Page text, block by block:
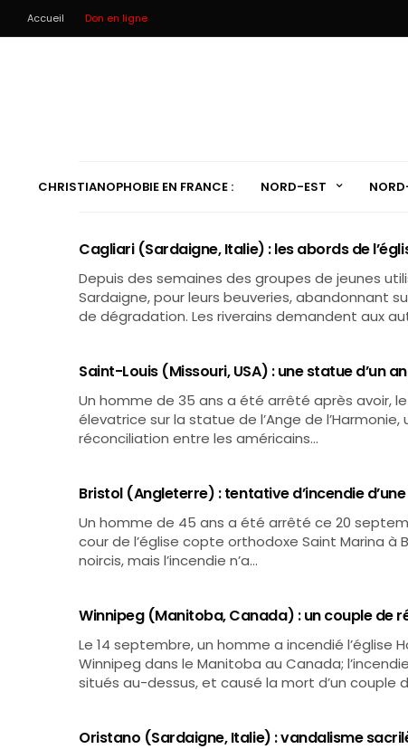
Accueil Don en ligne
CHRISTIANOPHOBIE EN FRANCE : NORD-EST
Cagliari (Sardaigne, Italie) : les abords de
Depuis des semaines des groupes de jeunes
Sardaigne, pour leurs beuveries, abandonnant
de dégradation. Les riverains demandent aux
Saint-Louis (Missouri, USA) : une statue d’un
Un homme de 35 ans a été arrêté après avoir,
élevatrice sur la statue de l’Ange de
réconciliation entre les américains…
Bristol (Angleterre) : tentative d’incendie
Un homme de 45 ans a été arrêté ce 20
cour de l’église copte orthodoxe Saint Marina à
noircis, mais l’incendie n’a…
Winnipeg (Manitoba, Canada) : un couple de
Le 14 septembre, un homme a incendié
Winnipeg dans le Manitoba au Canada;
situés au-dessus, et causé la mort d’un couple
Oristano (Sardaigne, Italie) : vandalisme